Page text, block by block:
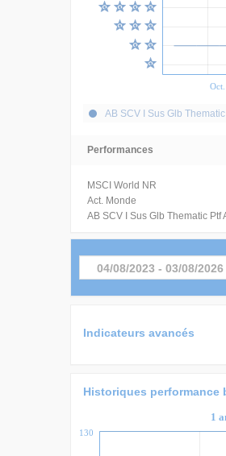
Oct.
AB SCV I Sus Glb
Performances
MSCI World NR
Act. Monde
AB SCV I Sus Glb Thematic Ptf
04/08/2023 - 03/08/2026
Indicateurs avancés
Historiques performance
1
130